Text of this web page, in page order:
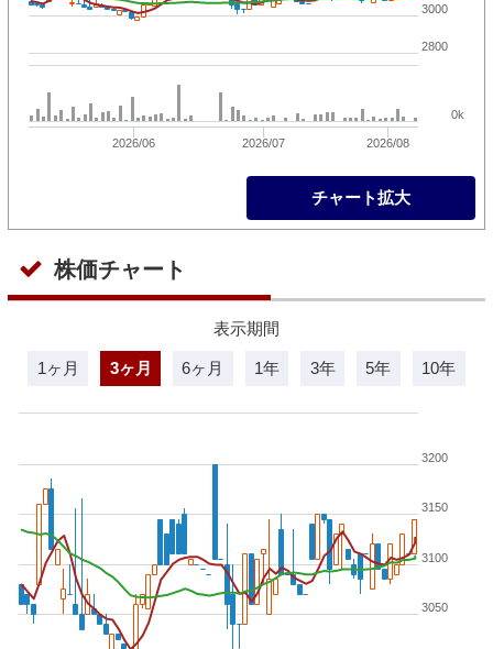
2026/06 2026/07 2026/08
2800
3000
0k
チャート拡大
株価チャート
表示期間
1ヶ月 3ヶ月 6ヶ月 1年 3年 5年 10年
3050
3100
3150
3200